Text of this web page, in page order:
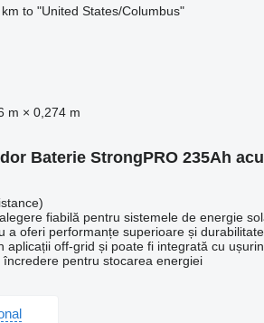
to "United States/Columbus"
m × 0,274 m
Baterie StrongPRO 235Ah
fiabilă pentru sistemele de energie
a oferi performanțe superioare și
aplicații off-grid și poate fi integrată cu
pentru stocarea energiei